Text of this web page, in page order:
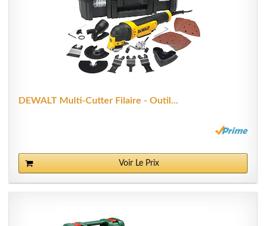
DEWALT Multi-Cutter Filaire - Outil...
Voir Le Prix